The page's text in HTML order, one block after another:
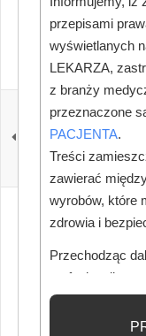
Szafirowe
przepisami
wyświetlanych
LEKARZA,
z branży
przeznaczone
PACJENTA.
Treści
zawierać
wyrobów, które
zdrowia i
Przechodząc
profesjonalistą
wiedzę